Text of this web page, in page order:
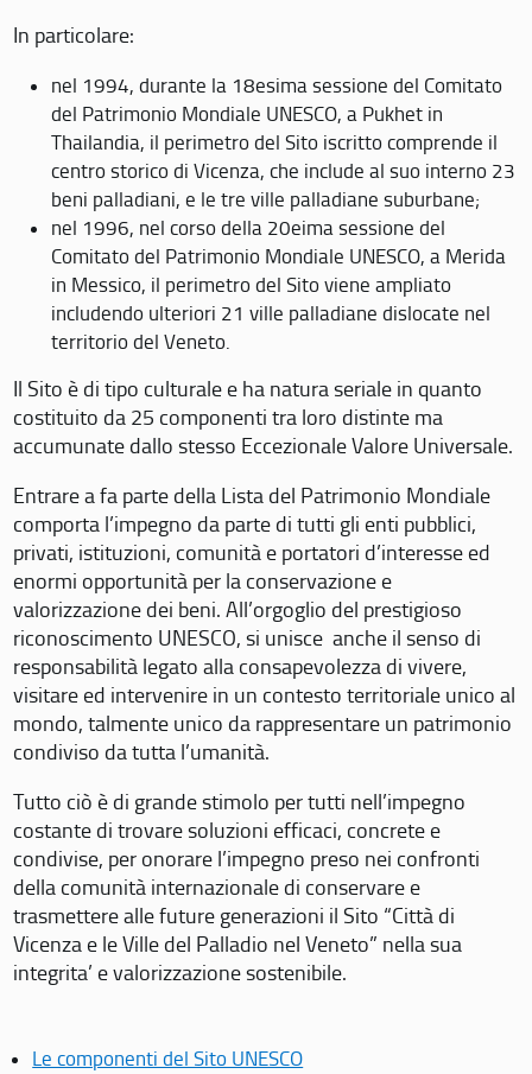
In particolare:
nel 1994, durante la 18esima sessione del Comitato
del Patrimonio Mondiale UNESCO, a Pukhet in
Thailandia, il perimetro del Sito iscritto comprende il
centro storico di Vicenza, che include al suo interno 23
beni palladiani, e le tre ville palladiane suburbane;
nel 1996, nel corso della 20eima sessione del
Comitato del Patrimonio Mondiale UNESCO, a Merida
in Messico, il perimetro del Sito viene ampliato
includendo ulteriori 21 ville palladiane dislocate nel
territorio del Veneto.
Il Sito è di tipo culturale e ha natura seriale in quanto
costituito da 25 componenti tra loro distinte ma
accumunate dallo stesso Eccezionale Valore Universale.
Entrare a fa parte della Lista del Patrimonio Mondiale
comporta l’impegno da parte di tutti gli enti pubblici,
privati, istituzioni, comunità e portatori d’interesse ed
enormi opportunità per la conservazione e
valorizzazione dei beni. All’orgoglio del prestigioso
riconoscimento UNESCO, si unisce anche il senso di
responsabilità legato alla consapevolezza di vivere,
visitare ed intervenire in un contesto territoriale unico al
mondo, talmente unico da rappresentare un patrimonio
condiviso da tutta l’umanità.
Tutto ciò è di grande stimolo per tutti nell’impegno
costante di trovare soluzioni efficaci, concrete e
condivise, per onorare l’impegno preso nei confronti
della comunità internazionale di conservare e
trasmettere alle future generazioni il Sito “Città di
Vicenza e le Ville del Palladio nel Veneto” nella sua
integrita’ e valorizzazione sostenibile.
Le componenti del Sito UNESCO